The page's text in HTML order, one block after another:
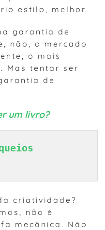
estilo, melhor.
garantia de
não, o mercado
o mais
Mas tentar ser
de
um livro?
criatividade?
não é
mecânica. Não